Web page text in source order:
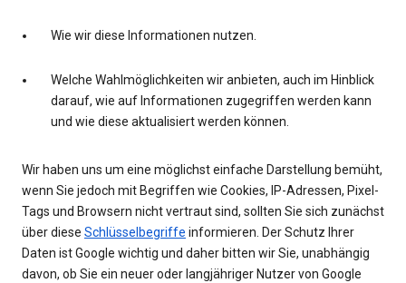
Wie wir diese Informationen nutzen.
Welche Wahlmöglichkeiten wir anbieten, auch im Hinblick
darauf, wie auf Informationen zugegriffen werden kann
und wie diese aktualisiert werden können.
Wir haben uns um eine möglichst einfache Darstellung bemüht,
wenn Sie jedoch mit Begriffen wie Cookies, IP-Adressen, Pixel-
Tags und Browsern nicht vertraut sind, sollten Sie sich zunächst
über diese Schlüsselbegriffe informieren. Der Schutz Ihrer
Daten ist Google wichtig und daher bitten wir Sie, unabhängig
davon, ob Sie ein neuer oder langjähriger Nutzer von Google